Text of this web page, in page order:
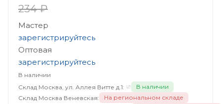
234 ₽
Мастер
зарегистрируйтесь
Оптовая
зарегистрируйтесь
В наличии
Склад Москва, ул. Аллея Витте д.1:
В наличии
Склад Москва Веневская:
На региональном складе